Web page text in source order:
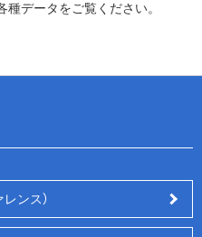
データをご覧ください。
ンス）